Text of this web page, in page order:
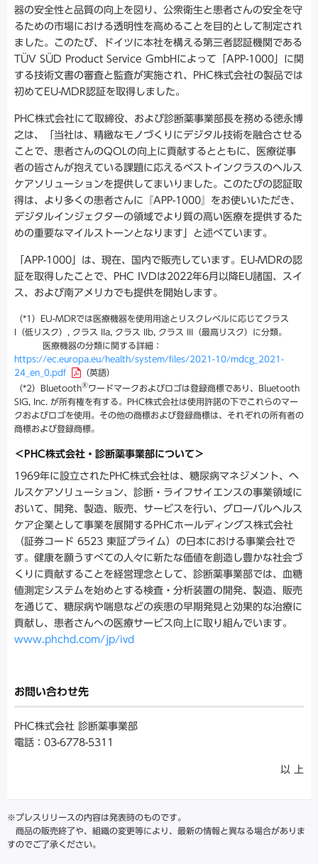
器の安全性と品質の向上を図り、公衆衛生と患者さんの安全を守
るための市場における透明性を高めることを目的として制定され
ました。このたび、ドイツに本社を構える第三者認証機関である
TÜV SÜD Product Service GmbHによって「APP-1000」に関
する技術文書の審査と監査が実施され、PHC株式会社の製品では
初めてEU-MDR認証を取得しました。
PHC株式会社にて取締役、および診断薬事業部長を務める徳永博
之は、「当社は、精緻なモノづくりにデジタル技術を融合させる
ことで、患者さんのQOLの向上に貢献するとともに、医療従事
者の皆さんが抱えている課題に応えるベストインクラスのヘルス
ケアソリューションを提供してまいりました。このたびの認証取
得は、より多くの患者さんに『APP-1000』をお使いいただき、
デジタルインジェクターの領域でより質の高い医療を提供するた
めの重要なマイルストーンとなります」と述べています。
「APP-1000」は、現在、国内で販売しています。EU-MDRの認
証を取得したことで、PHC IVDは2022年6月以降EU諸国、スイ
ス、および南アメリカでも提供を開始します。
（*1）EU-MDRでは医療機器を使用用途とリスクレベルに応じてクラス
I（低リスク）, クラス IIa, クラス IIb, クラス III（最高リスク）に分類。
医療機器の分類に関する詳細：
https://ec.europa.eu/health/system/files/2021-10/mdcg_2021-
24_en_0.pdf
（英語）
（*2）Bluetooth®ワードマークおよびロゴは登録商標であり、Bluetooth
SIG, Inc. が所有権を有する。PHC株式会社は使用許諾の下でこれらのマー
クおよびロゴを使用。その他の商標および登録商標は、それぞれの所有者の
商標および登録商標。
＜PHC株式会社・診断薬事業部について＞
1969年に設立されたPHC株式会社は、糖尿病マネジメント、ヘ
ルスケアソリューション、診断・ライフサイエンスの事業領域に
おいて、開発、製造、販売、サービスを行い、グローバルヘルス
ケア企業として事業を展開するPHCホールディングス株式会社
（証券コード 6523 東証プライム）の日本における事業会社で
す。健康を願うすべての人々に新たな価値を創造し豊かな社会づ
くりに貢献することを経営理念として、診断薬事業部では、血糖
値測定システムを始めとする検査・分析装置の開発、製造、販売
を通じて、糖尿病や喘息などの疾患の早期発見と効果的な治療に
貢献し、患者さんへの医療サービス向上に取り組んでいます。
www.phchd.com/jp/ivd
お問い合わせ先
PHC株式会社 診断薬事業部
電話：03-6778-5311
以 上
※プレスリリースの内容は発表時のものです。
商品の販売終了や、組織の変更等により、最新の情報と異なる場合がありま
すのでご了承ください。